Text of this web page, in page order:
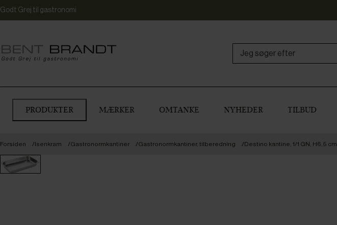
Godt Grej til gastronomi
PRODUKTER MÆRKER OMTANKE NYHEDER TILBUD
Forsiden Isenkram Gastronormkantiner Gastronormkantiner, tilberedning Destino kantine, 1/1 GN, H6,5 cm